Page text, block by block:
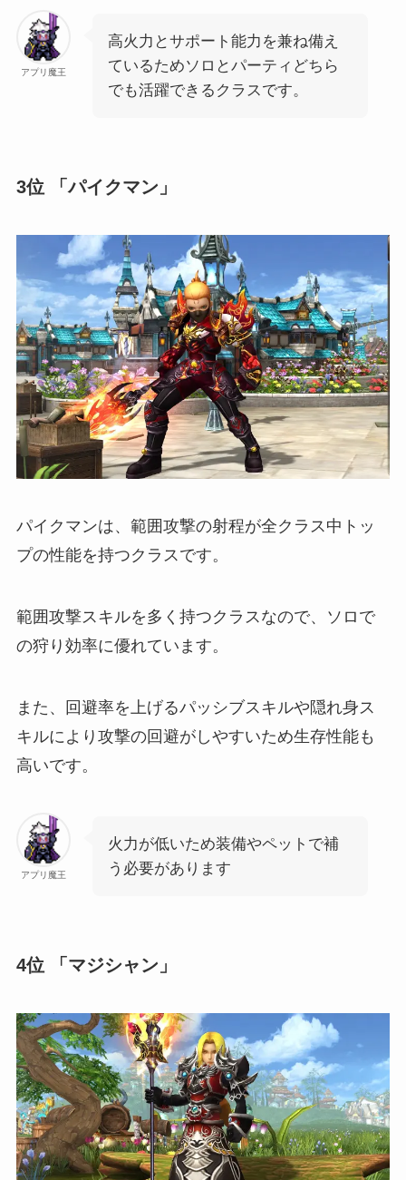
アプリ魔王
高火力とサポート能力を兼ね備え
ているためソロとパーティどちら
でも活躍できるクラスです。
3位 「パイクマン」
パイクマンは、範囲攻撃の射程が全クラス中トッ
プの性能を持つクラスです。
範囲攻撃スキルを多く持つクラスなので、ソロで
の狩り効率に優れています。
また、回避率を上げるパッシブスキルや隠れ身ス
キルにより攻撃の回避がしやすいため生存性能も
高いです。
アプリ魔王
火力が低いため装備やペットで補
う必要があります
4位 「マジシャン」